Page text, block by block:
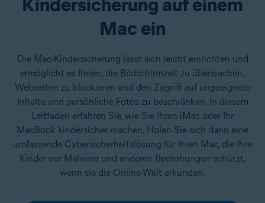
Mac ein
Die Mac-Kindersicherung lässt sich leicht einrichten und
ermöglicht es Ihnen, die Bildschirmzeit zu überwachen,
Webseiten zu blockieren und den Zugriff auf ungeeignete
Inhalte und persönliche Fotos zu beschränken. In diesem
Leitfaden erfahren Sie, wie Sie Ihren iMac oder Ihr
MacBook kindersicher machen. Holen Sie sich dann eine
umfassende Cybersicherheitslösung für Ihren Mac, die Ihre
Kinder vor Malware und anderen Bedrohungen schützt,
wenn sie die Online-Welt erkunden.